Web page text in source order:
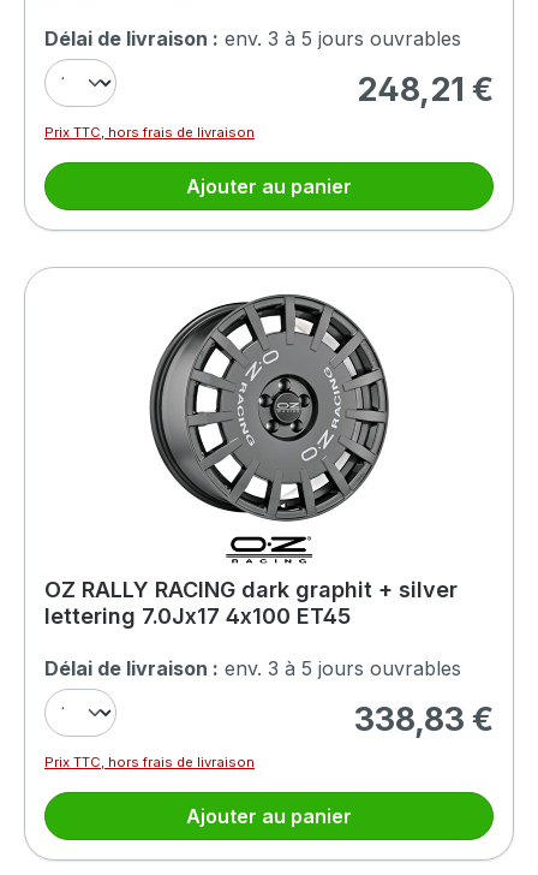
Délai de livraison : env. 3 à 5 jours ouvrables
Prix régulier :
248,21 €
Prix TTC, hors frais de livraison
Ajouter au panier
OZ RALLY RACING dark graphit + silver
lettering 7.0Jx17 4x100 ET45
Délai de livraison : env. 3 à 5 jours ouvrables
Prix régulier :
338,83 €
Prix TTC, hors frais de livraison
Ajouter au panier